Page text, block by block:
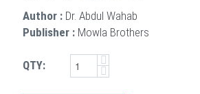
Author : Dr. Abdul Wahab
Publisher : Mowla Brothers
QTY: